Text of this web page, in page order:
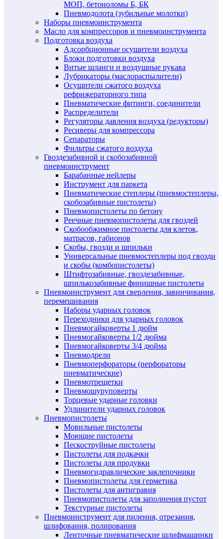
МОП, бетоноломы Б, БК
Пневмодолота (зубильные молотки)
Наборы пневмоинструмента
Масло для компрессоров и пневмоинструмента
Подготовка воздуха
Адсорбционные осушители воздуха
Блоки подготовки воздуха
Витые шланги и воздушные рукава
Лубрикаторы (маслораспылители)
Осушители сжатого воздуха
рефрижераторного типа
Пневматические фитинги, соединители
Распределители
Регуляторы давления воздуха (редукторы)
Ресиверы для компрессора
Сепараторы
Фильтры сжатого воздуха
Гвоздезабивной и скобозабивной
пневмоинструмент
Барабанные нейлеры
Инструмент для паркета
Пневматические степлеры (пневмостеплеры,
скобозабивные пистолеты)
Пневмопистолеты по бетону
Реечные пневмопистолеты для гвоздей
Скобообжимное пистолеты для клеток,
матрасов, габионов
Скобы, гвозди и шпильки
Универсальные пневмостеплеры под гвозди
и скобы (комбопистолеты)
Штифтозабивные, гвоздезабивные,
шпилькозабивные финишные пистолеты
Пневмоинструмент для сверления, завинчивания,
перемешивания
Наборы ударных головок
Переходники для ударных головок
Пневмогайковерты 1 дюйм
Пневмогайковерты 1/2 дюйма
Пневмогайковерты 3/4 дюйма
Пневмодрели
Пневмоперфораторы (перфораторы
пневматические)
Пневмотрещетки
Пневмошуруповерты
Торцевые ударные головки
Удлинители ударных головок
Пневмопистолеты
Мовильные пистолеты
Моющие пистолеты
Пескоструйные пистолеты
Пистолеты для подкачки
Пистолеты для продувки
Пневмогидравлические заклепочники
Пневмопистолеты для герметика
Пистолеты для антигравия
Пневмопистолеты для заполнения пустот
Текстурные пистолеты
Пневмоинструмент для пиления, отрезания,
шлифования, полирования
Ленточные пневматические шлифмашинки